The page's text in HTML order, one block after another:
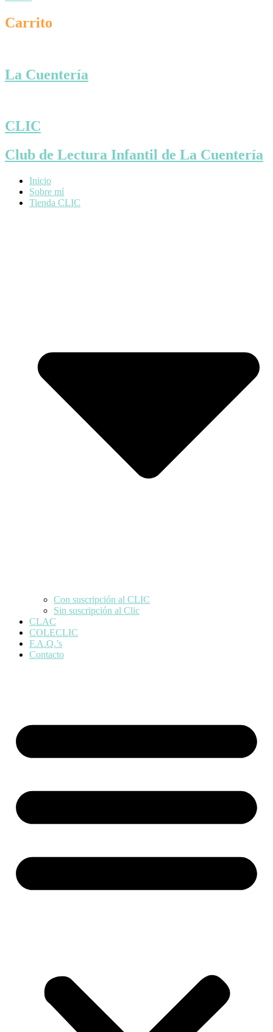
Carrito
La Cuentería
CLIC
Club de Lectura Infantil de La Cuentería
Inicio
Sobre mí
Tienda CLIC
Con suscripción al CLIC
Sin suscripción al Clic
CLAC
COLECLIC
F.A.Q.’s
Contacto